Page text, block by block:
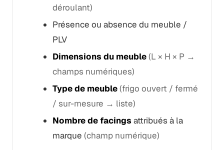
déroulant)
Présence ou absence du meuble /
PLV
Dimensions du meuble(L × H × P →
champs numériques)
Type de meuble(frigo ouvert / fermé
/ sur-mesure → liste)
Nombre de facings attribués à la
marque (champ numérique)